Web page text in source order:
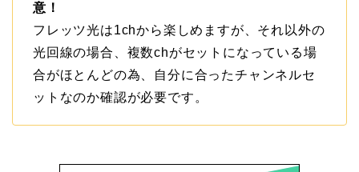
意！
フレッツ光は1chから楽しめますが、それ以外の
光回線の場合、複数chがセットになっている場
合がほとんどの為、自分に合ったチャンネルセ
ットなのか確認が必要です。